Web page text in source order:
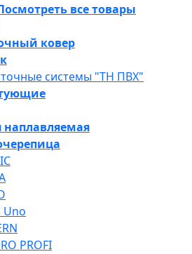
все товары
ковер
системы "ТН ПВХ"
наплавляемая
Uno
PROFI